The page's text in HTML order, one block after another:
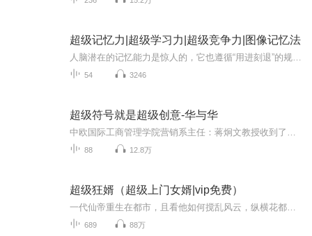
超级记忆力|超级学习力|超级竞争力|图像记忆法
54 3246
超级符号就是超级创意-华与华
88 12.8万
超级狂婿（超级上门女婿|vip免费）
689 88万